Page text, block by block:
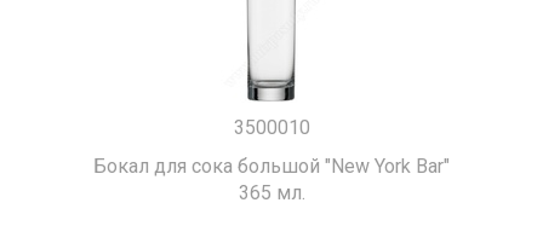
3500010
Бокал для сока большой "New York Bar"
365 мл.